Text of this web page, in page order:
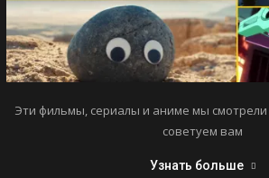
Эти фильмы, сериалы и аниме мы смотрели
советуем вам
Узнать больше